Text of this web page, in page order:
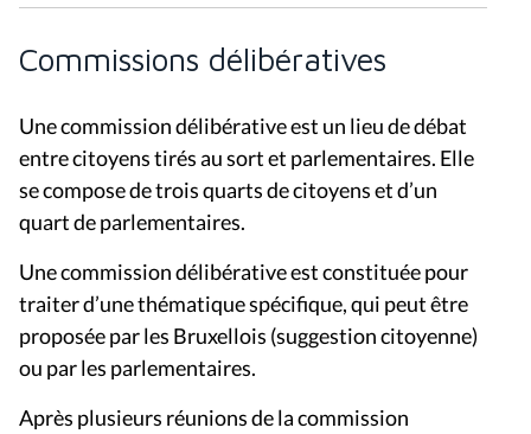
Commissions délibératives
Une commission délibérative est un lieu de débat
entre citoyens tirés au sort et parlementaires. Elle
se compose de trois quarts de citoyens et d’un
quart de parlementaires.
Une commission délibérative est constituée pour
traiter d’une thématique spécifique, qui peut être
proposée par les Bruxellois (suggestion citoyenne)
ou par les parlementaires.
Après plusieurs réunions de la commission